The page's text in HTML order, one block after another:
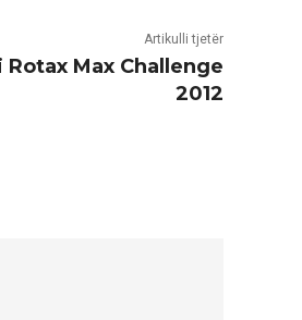
Artikulli tjetër
Max Challenge
2012